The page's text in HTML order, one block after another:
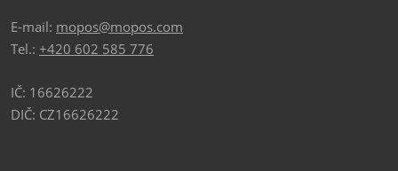
E-mail: mopos@mopos.com
Tel.: +420 602 585 776
IČ: 16626222
DIČ: CZ16626222